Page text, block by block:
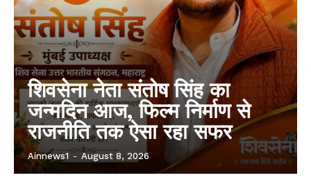
शिवसेना नेता संतोष सिंह का
जन्मदिन आज, फिल्म निर्माण से
राजनीति तक ऐसा रहा सफर
Ainnews1 - August 8, 2026